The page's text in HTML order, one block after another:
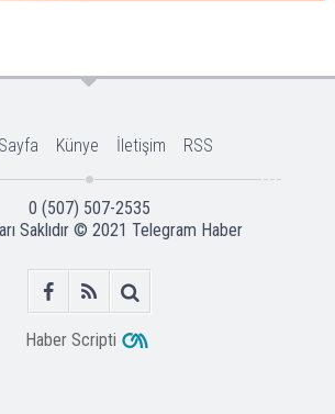
Künye İletişim RSS
0 (507) 507-2535
Saklıdır © 2021 Telegram Haber
Haber Scripti